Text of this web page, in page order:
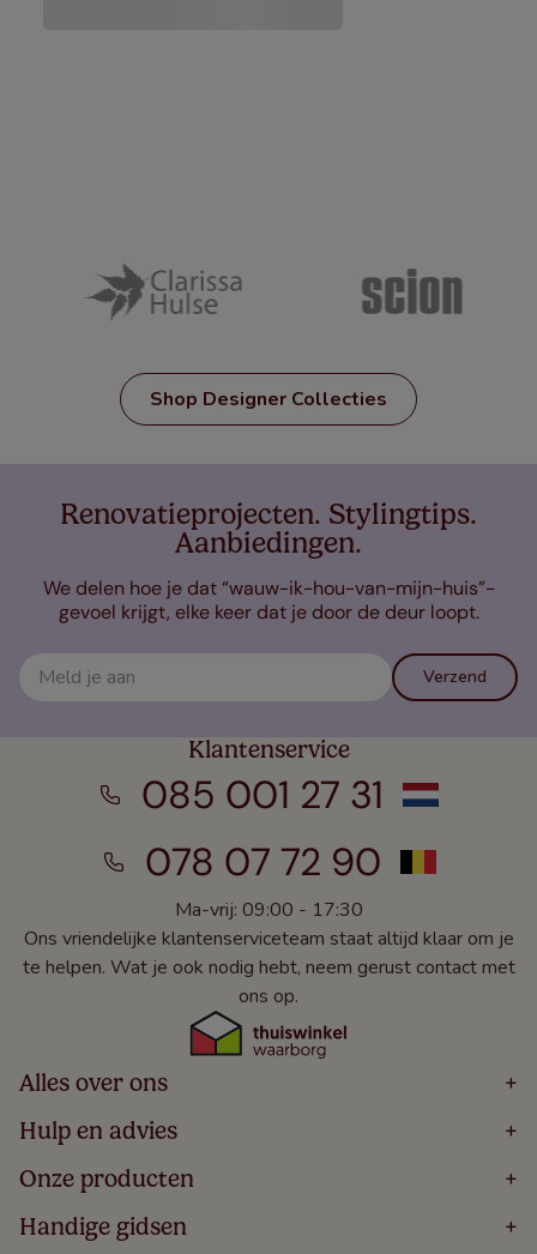
Shop Designer Collecties
Renovatieprojecten. Stylingtips.
Aanbiedingen.
We delen hoe je dat “wauw-ik-hou-van-mijn-huis”-
gevoel krijgt, elke keer dat je door de deur loopt.
Verzend
Klantenservice
085 001 27 31
078 07 72 90
Ma-vrij: 09:00 - 17:30
Ons vriendelijke klantenserviceteam staat altijd klaar om je
te helpen. Wat je ook nodig hebt, neem gerust contact met
ons op.
Alles over ons +
Home
Over
Bestellen
Winacties
Hulp en advies +
Volg Je Bestelling
Levering
5 Jaar Garantie
Onze producten +
Houten Jaloezieën
Rolgordijnen
Handige gidsen +